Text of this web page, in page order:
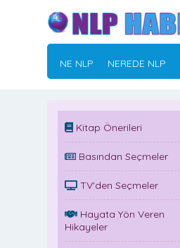
NE NLP NEREDE NLP
Kitap Önerileri
Basından Seçmeler
TV'den Seçmeler
Hayata Yön Veren
Hikayeler